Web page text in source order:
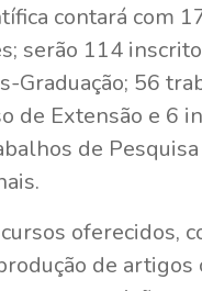
contará com
serão 114
Graduação; 56
de Extensão e 6
de
oferecidos,
de artigos